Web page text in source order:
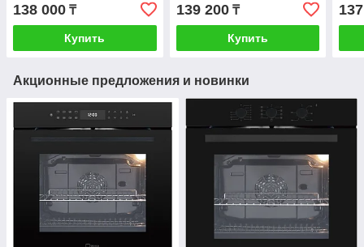
138 000 ₸
Купить
139 200₸
Купить
Акционные предложения и новинки